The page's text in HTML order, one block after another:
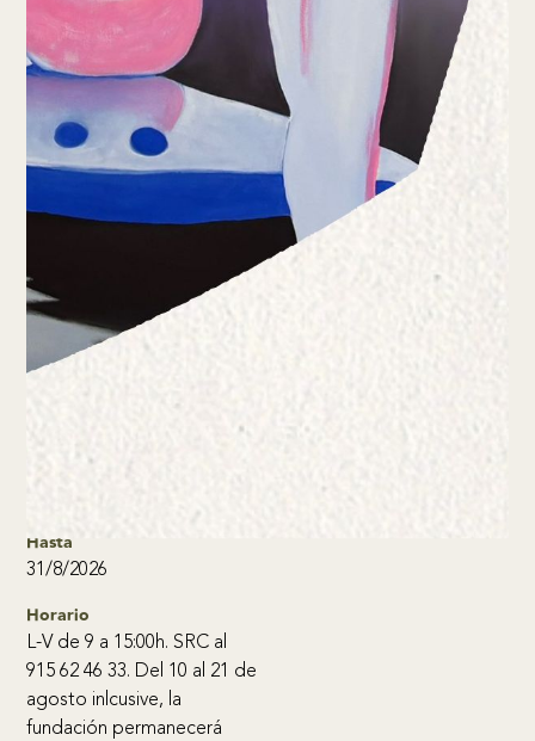
Cuentos de un
Encuentro
A partir de
Hasta
31/8/2026
Horario
L-V de 9 a 15:00h. SRC al
915 62 46 33. Del 10 al 21 de
agosto inlcusive, la
fundación permanecerá